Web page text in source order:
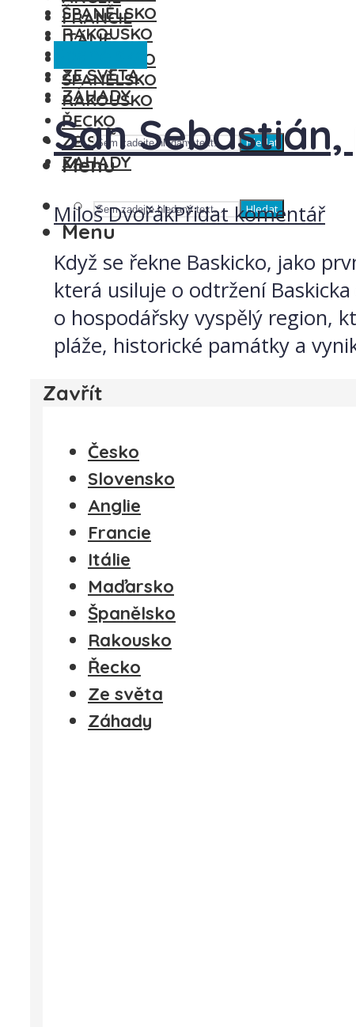
FRANCIE
ITÁLIE
MAĎARSKO
ŠPANĚLSKO
RAKOUSKO
ŘECKO
ZE SVĚTA
ZÁHADY
Hledat
Menu
ŠPANĚLSKO
RAKOUSKO
ZE SVĚTA
ZÁHADY
Hledat
Menu
San
Miloš DvořákPřidat komentář
Když se řekne Baskicko, jako
která usiluje o odtržení
o hospodářsky vyspělý region,
pláže, historické památky a
Zavřít
Česko
Slovensko
Anglie
Francie
Itálie
Maďarsko
Španělsko
Rakousko
Řecko
Ze světa
Záhady